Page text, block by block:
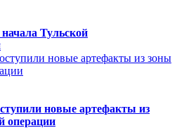
Тульской
новые артефакты из
операции